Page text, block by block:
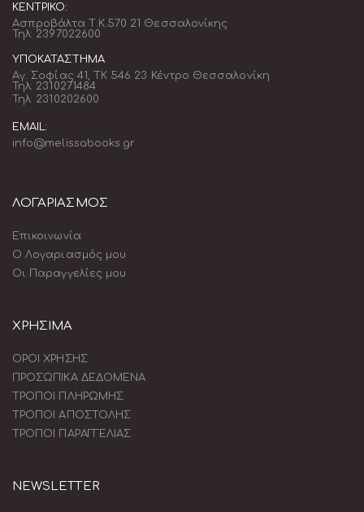
ΚΕΝΤΡΙΚΌ:
Ασπροβάλτα Τ.Κ.570 21 Θεσσαλονίκης
Τηλ: 2397022600
ΥΠΟΚΑΤΆΣΤΗΜΑ
Αγ. Σοφίας 41, ΤΚ 546 23 Κέντρο Θεσσαλονίκη
Τηλ: 2310271484
Τηλ: 2310202600
EMAIL:
info@melissabooks.gr
ΛΟΓΑΡΙΑΣΜΟΣ
Επικοινωνία
Ο Λογαριασμός μου
Οι Παραγγελίες μου
ΧΡΗΣΙΜΑ
ΟΡΟΙ ΧΡΗΣΗΣ
ΠΡΟΣΩΠΙΚΑ ΔΕΔΟΜΕΝΑ
ΤΡΟΠΟΙ ΠΛΗΡΩΜΗΣ
ΤΡΟΠΟΙ ΑΠΟΣΤΟΛΗΣ
ΤΡΟΠΟΙ ΠΑΡΑΓΓΕΛΙΑΣ
NEWSLETTER